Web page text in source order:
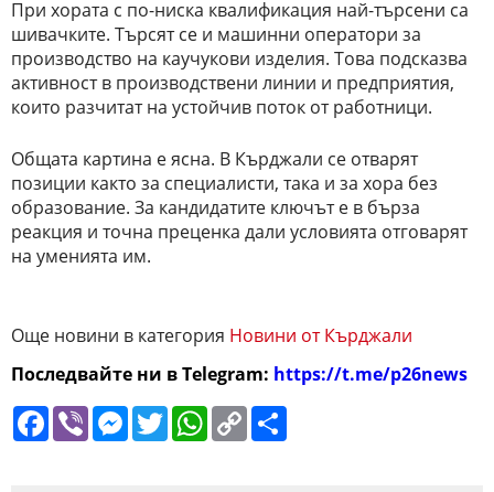
При хората с по-ниска квалификация най-търсени са
шивачките. Търсят се и машинни оператори за
производство на каучукови изделия. Това подсказва
активност в производствени линии и предприятия,
които разчитат на устойчив поток от работници.
Общата картина е ясна. В Кърджали се отварят
позиции както за специалисти, така и за хора без
образование. За кандидатите ключът е в бърза
реакция и точна преценка дали условията отговарят
на уменията им.
Още новини в категория Новини от Кърджали
Последвайте ни в Telegram: https://t.me/p26news
Facebook
ViberMessenger
TwitterWhatsApp
Copy
Link